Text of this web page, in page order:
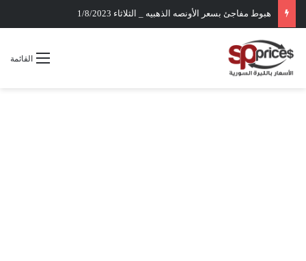
هبوط مفاجئ بسعر الأونصه الذهبيه _ الثلاثاء 1/8/2023
القائمة